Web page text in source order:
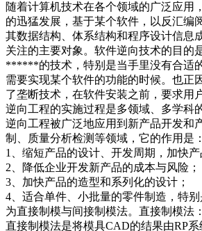
随着计算机技术在各个领域的广泛应用
的迅猛发展，基于某个软件，以反汇编
其数据结构、体系结构和程序设计信息
关注的主要对象。软件逆向技术的目的
******的技术，特别是当手里没有合适
需要实现某个软件的功能的时候。也正
了垄断技术，在软件安装之前，要求用
逆向工程的实施过程是多领域、多学科
逆向工程被广泛地应用到新产品开发和
制、质量分析检测等领域，它的作用是：
1、缩短产品的设计、开发周期，加快产
2、降低企业开发新产品的成本与风险；
3、加快产品的造型和系列化的设计；
4、适合单件、小批量的零件制造，特
为直接制模与间接制模法。直接制模法
直接制模法是将模具CAD的结果由RP